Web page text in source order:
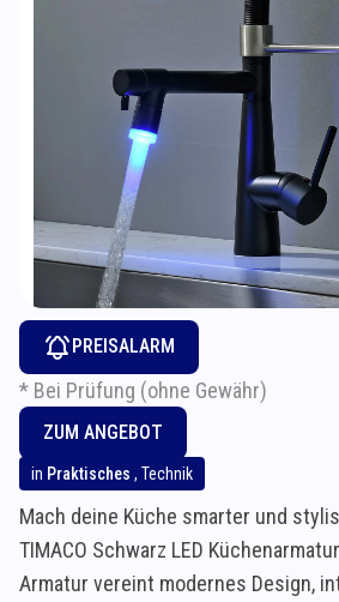
PREISALARM
* Bei Prüfung (ohne Gewähr)
ZUM ANGEBOT
in Praktisches , Technik
Mach deine Küche smarter und
TIMACO Schwarz LED
Armatur vereint modernes Design,